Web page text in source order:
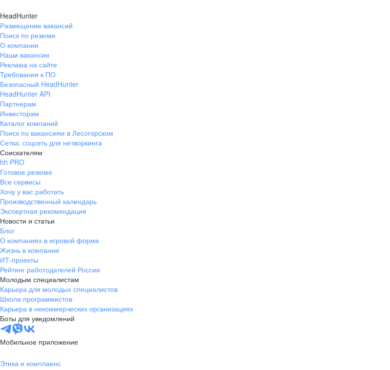
HeadHunter
Размещение вакансий
Поиск по резюме
О компании
Наши вакансии
Реклама на сайте
Требования к ПО
Безопасный HeadHunter
HeadHunter API
Партнерам
Инвесторам
Каталог компаний
Поиск по вакансиям в Лесогорском
Сетка: соцсеть для нетворкинга
Соискателям
hh PRO
Готовое резюме
Все сервисы
Хочу у вас работать
Производственный календарь
Экспертная рекомендация
Новости и статьи
Блог
О компаниях в игровой форме
Жизнь в компании
ИТ-проекты
Рейтинг работодателей России
Молодым специалистам
Карьера для молодых специалистов
Школа программистов
Карьера в некоммерческих организациях
Боты для уведомлений
Мобильное приложение
Этика и комплаенс